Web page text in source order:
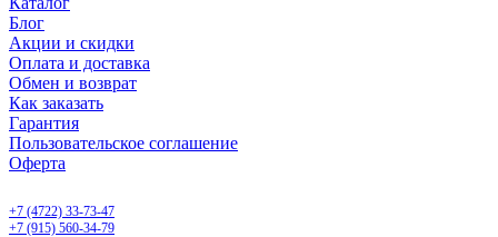
Блог
Акции и скидки
Оплата и доставка
Обмен и возврат
Как заказать
Гарантия
Пользовательское соглашение
Оферта
+7 (4722) 33-73-47
+7 (915) 560-34-79